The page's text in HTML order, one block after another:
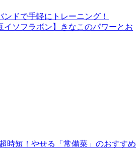
ンドで手軽にトレーニング！
イソフラボン】きなこのパワーとお
時短！やせる「常備菜」のおすすめ